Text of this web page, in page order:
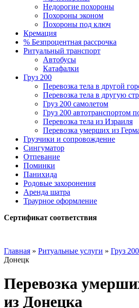
Недорогие похороны
Похороны эконом
Похороны под ключ
Кремация
% Безпроцентная рассрочка
Ритуальный транспорт
Автобусы
Катафалки
Груз 200
Перевозка тела в другой
Перевозка тела в другую
Груз 200 самолетом
Груз 200 автотранспортом
Перевозка тела из Израиля
Перевозка умерших из
Грузчики и сопровождение
Сингуматор
Отпевание
Поминки
Панихида
Родовые захоронения
Аренда шатра
Траурное оформление
Сертификат соответствия
Главная » Ритуальные услуги » Груз 200
Донецк
Перевозка
из Донецка